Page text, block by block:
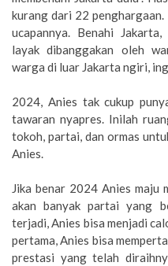
kurang dari 22 penghargaan.
ucapannya. Benahi
layak dibanggakan oleh
warga di luar Jakarta ngiri,
2024, Anies tak cukup
tawaran nyapres. Inilah
tokoh, partai, dan ormas
Anies.
Jika benar 2024 Anies maju
akan banyak partai yang
terjadi, Anies bisa menjadi
pertama, Anies bisa
prestasi yang telah